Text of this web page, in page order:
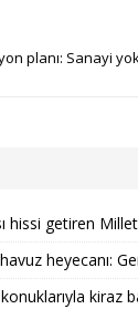
planı: Sanayi
hissi getiren
heyecanı:
kiraz